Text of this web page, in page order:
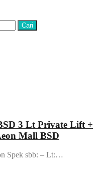
3 Lt Private Lift +
Mall BSD
Spek sbb: – Lt:…